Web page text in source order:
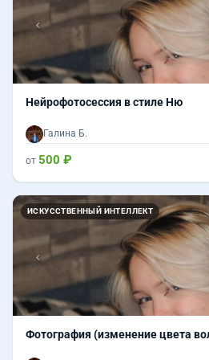
Нейрофотосессия в стиле Ню
Галина Б.
от 500 ₽
ИСКУССТВЕННЫЙ ИНТЕЛЛЕКТ
Назад
Фотография (изменение цвета